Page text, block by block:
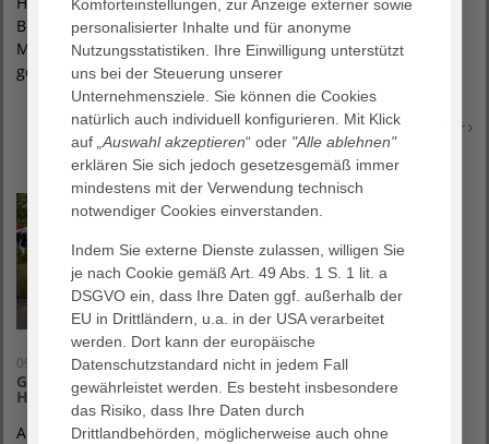
Bewohner:innen ein geborgenes Zuhause – für die
Mitarbeiter:innen wurden optimale Arbeitsbedingungen
geschaffen.
Erfahren Sie mehr
09. September 2022
Gelungenes Nachbarschaftsfest am AGAPLESION
HEIMATHAUS
Am AGAPLESION HEIMATHAUS wurde mit allen Bessunger
Komforteinstellungen, zur Anzeige externer sowie
personalisierter Inhalte und für anonyme
Nutzungsstatistiken. Ihre Einwilligung unterstützt
uns bei der Steuerung unserer
Unternehmensziele. Sie können die Cookies
natürlich auch individuell konfigurieren. Mit Klick
auf „Auswahl akzeptieren“ oder "Alle ablehnen"
erklären Sie sich jedoch gesetzesgemäß immer
mindestens mit der Verwendung technisch
notwendiger Cookies einverstanden.
Indem Sie externe Dienste zulassen, willigen Sie
je nach Cookie gemäß Art. 49 Abs. 1 S. 1 lit. a
DSGVO ein, dass Ihre Daten ggf. außerhalb der
EU in Drittländern, u.a. in der USA verarbeitet
werden. Dort kann der europäische
Datenschutzstandard nicht in jedem Fall
gewährleistet werden. Es besteht insbesondere
das Risiko, dass Ihre Daten durch
Drittlandbehörden, möglicherweise auch ohne